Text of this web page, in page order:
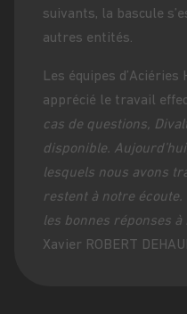
suivants, la bascule
autres entités.
Les équipes
apprécié le travail
cas de questions,
disponible.
lesquels nous avons
restent à notre
les bonnes réponses à
Xavier ROBERT